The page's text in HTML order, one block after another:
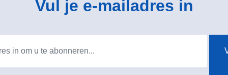
Vul je e-mailadres in